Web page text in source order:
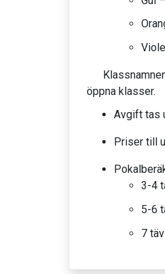
Klassnamnen
öppna klasser.
Avgift tas
Priser till
3-4
5-6
7